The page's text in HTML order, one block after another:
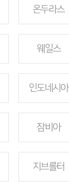
온두라스
웨일스
인도네시아
잠비아
지브롤터